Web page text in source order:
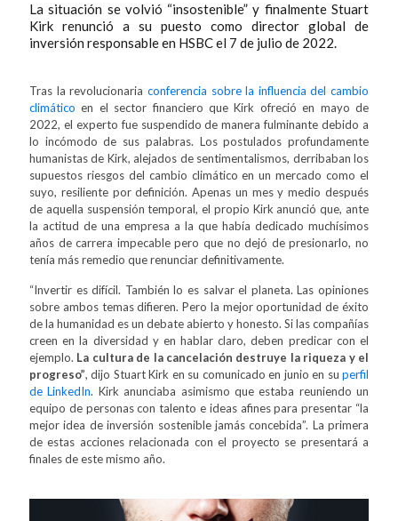
La situación se volvió “insostenible” y finalmente Stuart
Kirk renunció a su puesto como director global de
inversión responsable en HSBC el 7 de julio de 2022.
Tras la revolucionaria conferencia sobre la influencia del cambio
climático en el sector financiero que Kirk ofreció en mayo de
2022, el experto fue suspendido de manera fulminante debido a
lo incómodo de sus palabras. Los postulados profundamente
humanistas de Kirk, alejados de sentimentalismos, derribaban los
supuestos riesgos del cambio climático en un mercado como el
suyo, resiliente por definición. Apenas un mes y medio después
de aquella suspensión temporal, el propio Kirk anunció que, ante
la actitud de una empresa a la que había dedicado muchísimos
años de carrera impecable pero que no dejó de presionarlo, no
tenía más remedio que renunciar definitivamente.
“Invertir es difícil. También lo es salvar el planeta. Las opiniones
sobre ambos temas difieren. Pero la mejor oportunidad de éxito
de la humanidad es un debate abierto y honesto. Si las compañías
creen en la diversidad y en hablar claro, deben predicar con el
ejemplo. La cultura de la cancelación destruye la riqueza y el
progreso”, dijo Stuart Kirk en su comunicado en junio en su perfil
de LinkedIn. Kirk anunciaba asimismo que estaba reuniendo un
equipo de personas con talento e ideas afines para presentar “la
mejor idea de inversión sostenible jamás concebida”. La primera
de estas acciones relacionada con el proyecto se presentará a
finales de este mismo año.